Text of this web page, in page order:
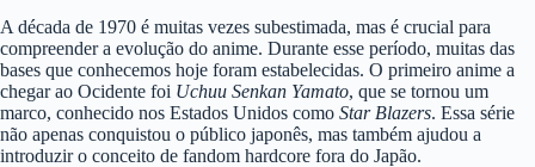
A década de 1970 é muitas vezes subestimada, mas é crucial para
compreender a evolução do anime. Durante esse período, muitas das
bases que conhecemos hoje foram estabelecidas. O primeiro anime a
chegar ao Ocidente foi Uchuu Senkan Yamato, que se tornou um
marco, conhecido nos Estados Unidos como Star Blazers. Essa série
não apenas conquistou o público japonês, mas também ajudou a
introduzir o conceito de fandom hardcore fora do Japão.